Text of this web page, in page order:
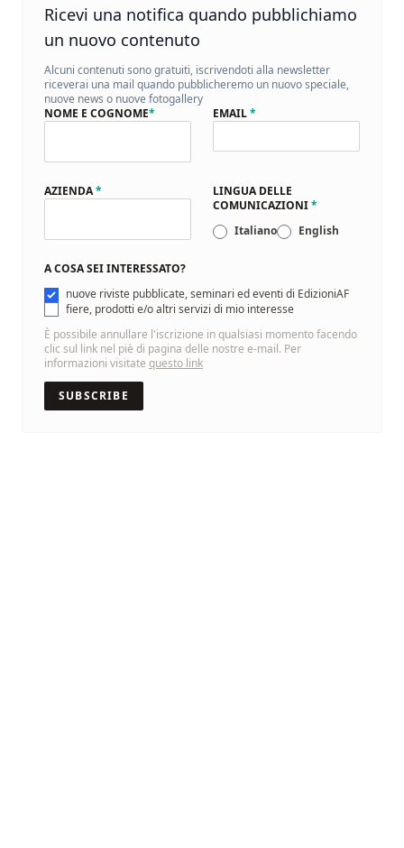
Ricevi una notifica quando pubblichiamo
un nuovo contenuto
Alcuni contenuti sono gratuiti, iscrivendoti alla newsletter
riceverai una mail quando pubblicheremo un nuovo speciale,
nuove news o nuove fotogallery
NOME E COGNOME* EMAIL*
AZIENDA*
LINGUA DELLE
COMUNICAZIONI*
Italiano
English
A COSA SEI INTERESSATO?
nuove riviste pubblicate, seminari ed eventi di EdizioniAF
fiere, prodotti e/o altri servizi di mio interesse
È possibile annullare l'iscrizione in qualsiasi momento facendo
clic sul link nel piè di pagina delle nostre e-mail. Per
informazioni visitate questo link